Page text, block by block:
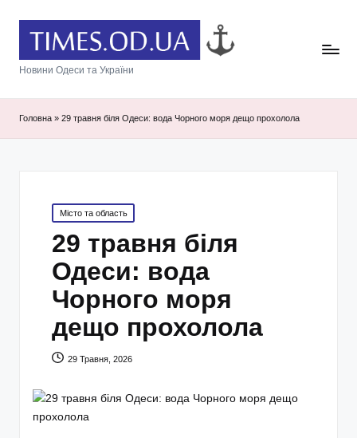
Новини Одеси та України
Головна » 29 травня біля Одеси: вода Чорного моря дещо прохолола
Posted
in
Місто та область
29 травня біля
Одеси: вода
Чорного моря
дещо прохолола
29 Травня, 2026